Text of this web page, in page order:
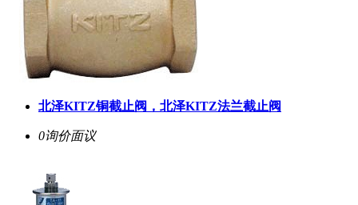
北泽KITZ铜截止阀，北泽KITZ法兰截止阀
0询价面议